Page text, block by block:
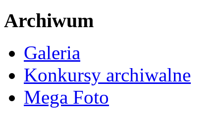
Archiwum
Galeria
Konkursy archiwalne
Mega Foto